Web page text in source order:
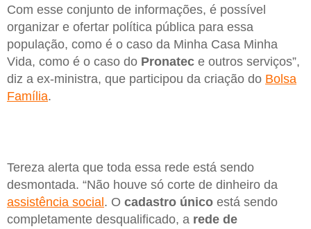
Com esse conjunto de informações, é possível
organizar e ofertar política pública para essa
população, como é o caso da Minha Casa Minha
Vida, como é o caso do Pronatec e outros serviços”,
diz a ex-ministra, que participou da criação do Bolsa
Família.
Tereza alerta que toda essa rede está sendo
desmontada. “Não houve só corte de dinheiro da
assistência social . O cadastro único está sendo
completamente desqualificado, a rede de